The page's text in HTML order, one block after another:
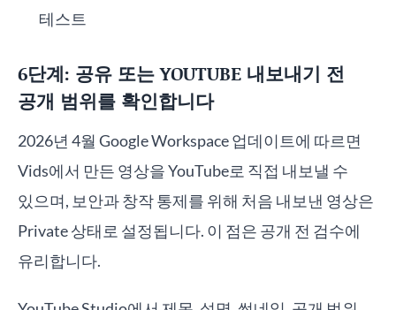
테스트
6단계: 공유 또는 YOUTUBE 내보내기 전
공개 범위를 확인합니다
2026년 4월 Google Workspace 업데이트에 따르면
Vids에서 만든 영상을 YouTube로 직접 내보낼 수
있으며, 보안과 창작 통제를 위해 처음 내보낸 영상은
Private 상태로 설정됩니다. 이 점은 공개 전 검수에
유리합니다.